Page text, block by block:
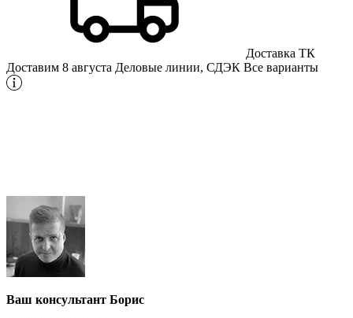
Доставка ТК
Доставим 8 августа Деловые линии, СДЭК Все варианты
Ваш консультант Борис